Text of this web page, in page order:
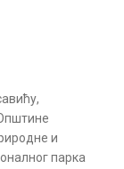
и
парка